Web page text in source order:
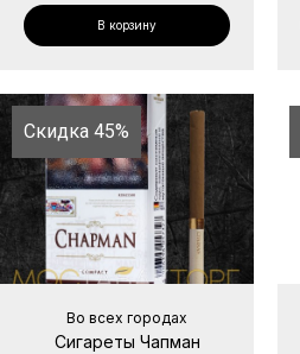
В корзину
Скидка 45%
Во всех городах
Сигареты Чапман